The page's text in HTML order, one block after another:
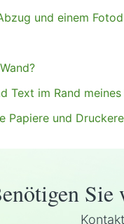
und einem
Text im Rand
und
Sie